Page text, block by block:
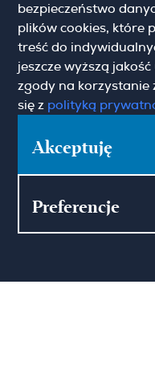
O Hamilton May
O nas
bezpieczeństwo
plików cookies, które
treść do
jeszcze wyższą
zgody na korzystanie
się z polityką
Akceptuję
Preferencje